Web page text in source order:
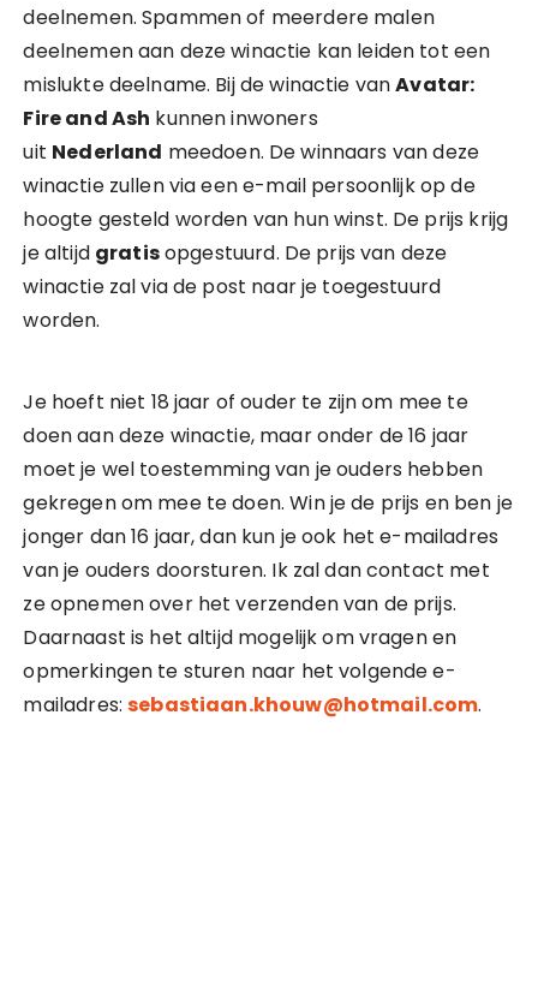
deelnemen. Spammen of meerdere malen
deelnemen aan deze winactie kan leiden tot een
mislukte deelname. Bij de winactie vanAvatar:
Fire and Ash kunnen inwoners
uit Nederland meedoen. De winnaars van deze
winactie zullen via een e-mail persoonlijk op de
hoogte gesteld worden van hun winst. De prijs krijg
je altijd gratisopgestuurd. De prijs van deze
winactie zal via de post naar je toegestuurd
worden.
Je hoeft niet 18 jaar of ouder te zijn om mee te
doen aan deze winactie, maar onder de 16 jaar
moet je wel toestemming van je ouders hebben
gekregen om mee te doen. Win je de prijs en ben je
jonger dan 16 jaar, dan kun je ook het e-mailadres
van je ouders doorsturen. Ik zal dan contact met
ze opnemen over het verzenden van de prijs.
Daarnaast is het altijd mogelijk om vragen en
opmerkingen te sturen naar het volgende e-
mailadres:sebastiaan.khouw@hotmail.com.